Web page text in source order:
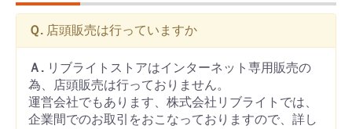
Ｑ. 店頭販売は行っていますか
Ａ. リブライトストアはインターネット専用販売の
為、店頭販売は行っておりません。
運営会社でもあります、株式会社リブライトでは、
企業間でのお取引をおこなっておりますので、詳し